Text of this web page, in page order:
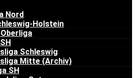
Nord
Holstein
Schleswig
Mitte (Archiv)
SH